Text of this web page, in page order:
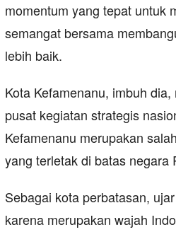
momentum yang tepat untuk
semangat bersama
lebih baik.
Kota Kefamenanu, imbuh
pusat kegiatan strategis
Kefamenanu merupakan
yang terletak di batas negara
Sebagai kota perbatasan,
karena merupakan wajah